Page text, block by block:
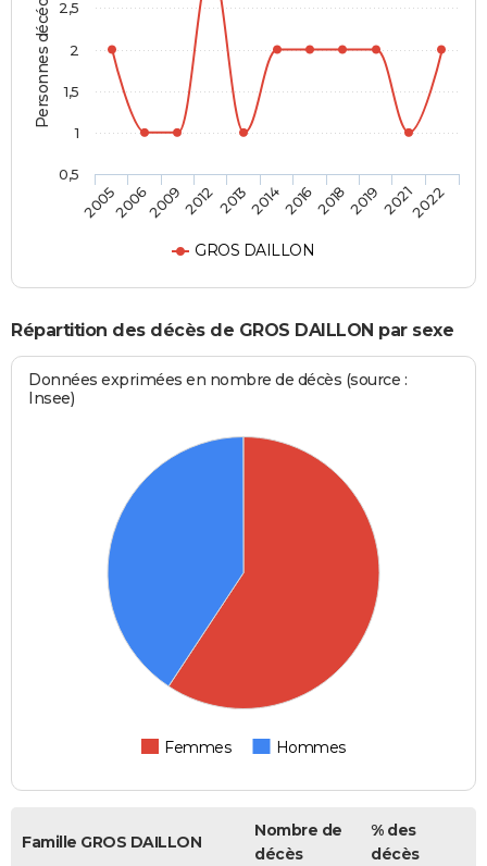
Personnes décédées
GROS DAILLON
20052006200920122013201420162018201920212022
0,5
1
1,5
2
2,5
Répartition des décès de GROS DAILLON par sexe
Données exprimées en nombre de décès (source :
Insee)
Femmes Hommes
Famille GROS DAILLON
Nombre de
décès
% des
décès